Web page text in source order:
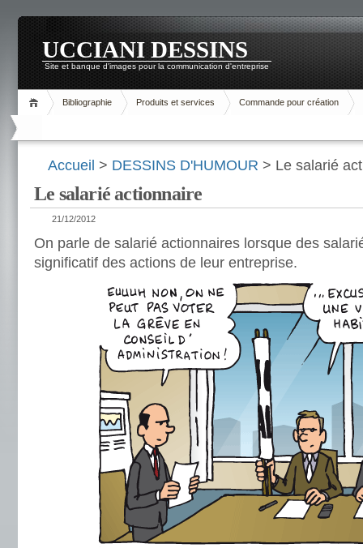
UCCIANI DESSINS
Site et banque d'images pour la communication d'entreprise
Bibliographie Produits et services Commande pour création
Accueil > DESSINS D'HUMOUR > Le salarié
Le salarié actionnaire
21/12/2012
On parle de salarié actionnaires lorsque des
significatif des actions de leur entreprise.